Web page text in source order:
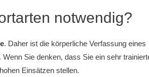
notwendig?
. Daher ist die körperliche Verfassung eines
Sie denken, dass Sie ein sehr
Einsätzen stellen.